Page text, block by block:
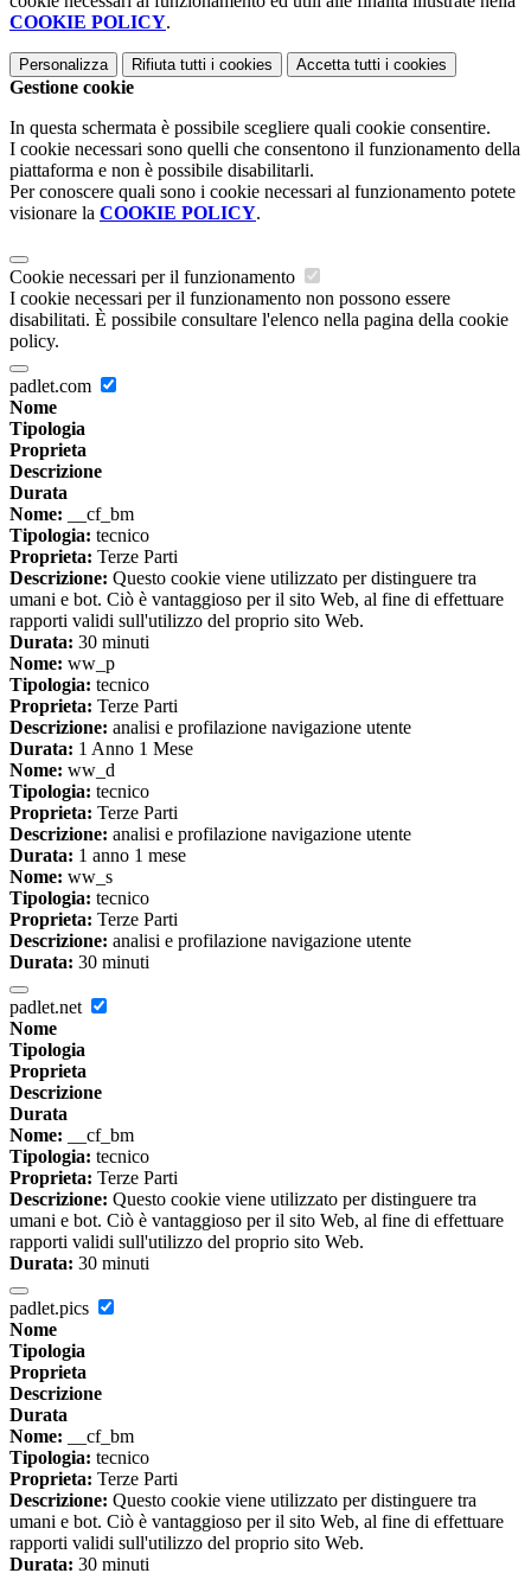
COOKIE POLICY.
Personalizza Rifiuta tutti i cookies Accetta tutti i cookies
Gestione cookie
In questa schermata è possibile scegliere quali cookie consentire.
I cookie necessari sono quelli che consentono il funzionamento della
piattaforma e non è possibile disabilitarli.
Per conoscere quali sono i cookie necessari al funzionamento potete
visionare la COOKIE POLICY.
Cookie necessari per il funzionamento
I cookie necessari per il funzionamento non possono essere
disabilitati. È possibile consultare l'elenco nella pagina della cookie
policy.
padlet.com
Nome
Tipologia
Proprieta
Descrizione
Durata
Nome: __cf_bm
Tipologia: tecnico
Proprieta: Terze Parti
Descrizione: Questo cookie viene utilizzato per distinguere tra
umani e bot. Ciò è vantaggioso per il sito Web, al fine di effettuare
rapporti validi sull'utilizzo del proprio sito Web.
Durata: 30 minuti
Nome: ww_p
Tipologia: tecnico
Proprieta: Terze Parti
Descrizione: analisi e profilazione navigazione utente
Durata: 1 Anno 1 Mese
Nome: ww_d
Tipologia: tecnico
Proprieta: Terze Parti
Descrizione: analisi e profilazione navigazione utente
Durata: 1 anno 1 mese
Nome: ww_s
Tipologia: tecnico
Proprieta: Terze Parti
Descrizione: analisi e profilazione navigazione utente
Durata: 30 minuti
padlet.net
Nome
Tipologia
Proprieta
Descrizione
Durata
Nome: __cf_bm
Tipologia: tecnico
Proprieta: Terze Parti
Descrizione: Questo cookie viene utilizzato per distinguere tra
umani e bot. Ciò è vantaggioso per il sito Web, al fine di effettuare
rapporti validi sull'utilizzo del proprio sito Web.
Durata: 30 minuti
padlet.pics
Nome
Tipologia
Proprieta
Descrizione
Durata
Nome: __cf_bm
Tipologia: tecnico
Proprieta: Terze Parti
Descrizione: Questo cookie viene utilizzato per distinguere tra
umani e bot. Ciò è vantaggioso per il sito Web, al fine di effettuare
rapporti validi sull'utilizzo del proprio sito Web.
Durata: 30 minuti